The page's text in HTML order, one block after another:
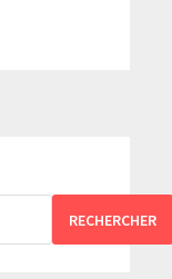
RECHERCHER